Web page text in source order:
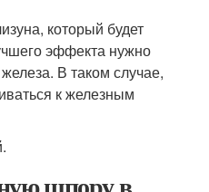
который будет
эффекта нужно
В таком случае,
к железным